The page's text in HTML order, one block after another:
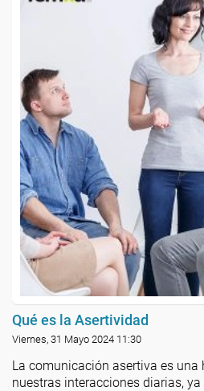
Qué es la Asertividad
Viernes, 31 Mayo 2024 11:30
La comunicación asertiva es
nuestras interacciones diarias,